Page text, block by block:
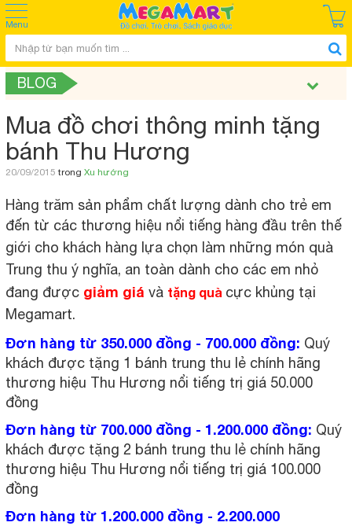
Menu
BLOG
Mua đồ chơi thông minh tặng
bánh Thu Hương
20/09/2015 trong Xu hướng
Hàng trăm sản phẩm chất lượng dành cho trẻ em
đến từ các thương hiệu nổi tiếng hàng đầu trên thế
giới cho khách hàng lựa chọn làm những món quà
Trung thu ý nghĩa, an toàn dành cho các em nhỏ
đang được giảm giá và tặng quà cực khủng tại
Megamart.
Đơn hàng từ 350.000 đồng - 700.000 đồng: Quý
khách được tặng 1 bánh trung thu lẻ chính hãng
thương hiệu Thu Hương nổi tiếng trị giá 50.000
đồng
Đơn hàng từ 700.000 đồng - 1.200.000 đồng: Quý
khách được tặng 2 bánh trung thu lẻ chính hãng
thương hiệu Thu Hương nổi tiếng trị giá 100.000
đồng
Đơn hàng từ 1.200.000 đồng - 2.200.000